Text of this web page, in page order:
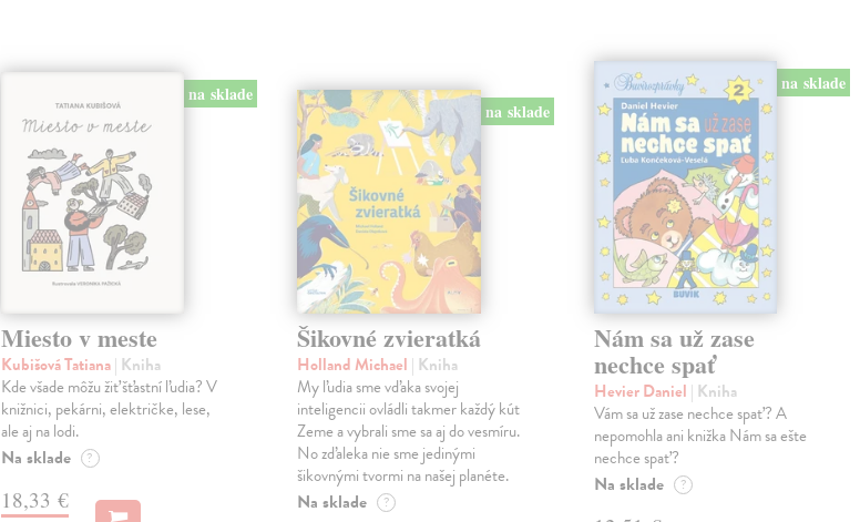
na sklade
Miesto v meste
Kubišová Tatiana| Kniha
Kde všade môžu žiť šťastní ľudia? V
knižnici, pekárni, električke, lese,
ale aj na lodi.
Na sklade ?
18,33 €
na sklade
Šikovné zvieratká
Holland Michael | Kniha
My ľudia sme vďaka svojej
inteligencii ovládli takmer každý kút
Zeme a vybrali sme sa aj do vesmíru.
No zďaleka nie sme jedinými
šikovnými tvormi na našej planéte.
Na sklade ?
na sklade
Nám sa už zase
nechce spať
Hevier Daniel | Kniha
Vám sa už zase nechce spať? A
nepomohla ani knižka Nám sa ešte
nechce spať?
Na sklade ?